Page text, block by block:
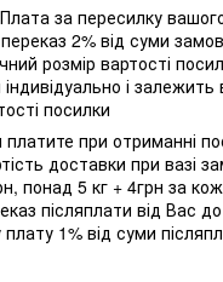
за пересилку
2% від суми
розмір вартості
і залежить
посилки
при отриманні
доставки при вазі
понад 5 кг + 4грн за
післяплати від Вас
1% від суми